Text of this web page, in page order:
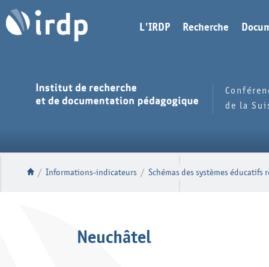
L'IRDP Recherche
de la
/ Informations-indicateurs / Schémas des systèmes éducatifs
Neuchâtel